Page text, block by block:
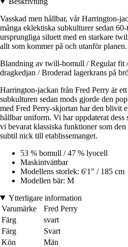
Vasskad men hållbar, vår Harrington-
många eklektiska subkulturer sedan
ursprungliga siluett med en starkare
allt som kommer på och utanför planen.
Blandning av twill-bomull / Regular fit
dragkedjan / Broderad lagerkrans på
Harrington-jackan från Fred Perry är
subkulturen sedan mods gjorde den
med Fred Perry-skjortan har den blivit
hållbar uniform. Vi har uppdaterat dess
vi bevarat klassiska funktioner som
subtil nick till etablissemanget.
53 % bomull / 47 % lyocell
Maskintvättbar
Modellens storlek: 6'1" / 185 cm
Modellen bär: M
Ytterligare information
Varumärke
Fred Perry
Färg
svart
Färg
Svart
Kön
Män